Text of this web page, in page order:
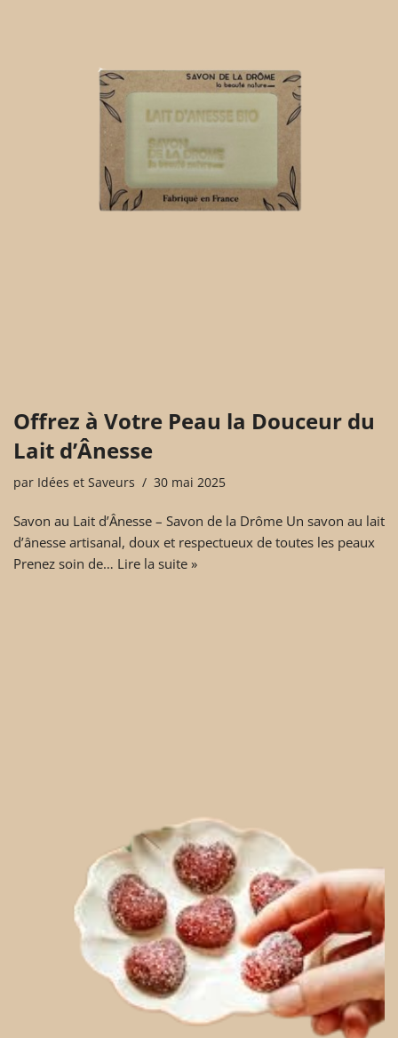
Offrez à Votre Peau la Douceur du
Lait d’Ânesse
par Idées et Saveurs 30 mai 2025
Savon au Lait d’Ânesse – Savon de la Drôme Un savon au lait
d’ânesse artisanal, doux et respectueux de toutes les peaux
Prenez soin de… Lire la suite »